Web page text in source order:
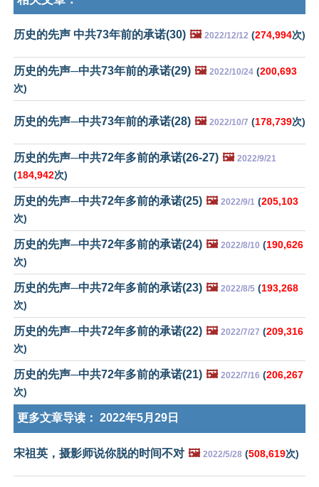
历史的先声 中共73年前的承诺(30) 🖼️ 2022/12/12 (274,994次)
历史的先声─中共73年前的承诺(29) 🖼️ 2022/10/24 (200,693
次)
历史的先声─中共73年前的承诺(28) 🖼️ 2022/10/7 (178,739次)
历史的先声─中共72年多前的承诺(26-27) 🖼️ 2022/9/21
(184,942次)
历史的先声─中共72年多前的承诺(25) 🖼️ 2022/9/1 (205,103
次)
历史的先声─中共72年多前的承诺(24) 🖼️ 2022/8/10 (190,626
次)
历史的先声─中共72年多前的承诺(23) 🖼️ 2022/8/5 (193,268
次)
历史的先声─中共72年多前的承诺(22) 🖼️ 2022/7/27 (209,316
次)
历史的先声─中共72年多前的承诺(21) 🖼️ 2022/7/16 (206,267
次)
更多文章导读： 2022年5月29日
宋祖英，摄影师说你脱的时间不对 🖼️ 2022/5/28 (508,619次)